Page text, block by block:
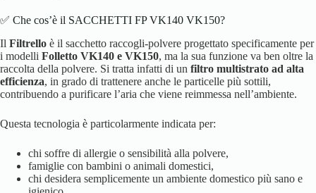
✅ Che cos’è il SACCHETTI FP VK140 VK150?
Il Filtrello è il sacchetto raccogli-polvere progettato specificamente per
i modelli Folletto VK140 e VK150, ma la sua funzione va ben oltre la
raccolta della polvere. Si tratta infatti di un filtro multistrato ad alta
efficienza, in grado di trattenere anche le particelle più sottili,
contribuendo a purificare l’aria che viene reimmessa nell’ambiente.
Questa tecnologia è particolarmente indicata per:
chi soffre di allergie o sensibilità alla polvere,
famiglie con bambini o animali domestici,
chi desidera semplicemente un ambiente domestico più sano e